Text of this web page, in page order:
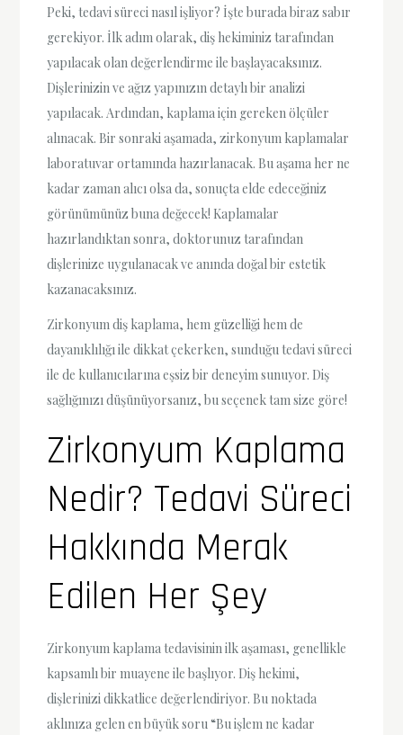
Peki, tedavi süreci nasıl işliyor? İşte burada biraz sabır
gerekiyor. İlk adım olarak, diş hekiminiz tarafından
yapılacak olan değerlendirme ile başlayacaksınız.
Dişlerinizin ve ağız yapınızın detaylı bir analizi
yapılacak. Ardından, kaplama için gereken ölçüler
alınacak. Bir sonraki aşamada, zirkonyum kaplamalar
laboratuvar ortamında hazırlanacak. Bu aşama her ne
kadar zaman alıcı olsa da, sonuçta elde edeceğiniz
görünümünüz buna değecek! Kaplamalar
hazırlandıktan sonra, doktorunuz tarafından
dişlerinize uygulanacak ve anında doğal bir estetik
kazanacaksınız.
Zirkonyum diş kaplama, hem güzelliği hem de
dayanıklılığı ile dikkat çekerken, sunduğu tedavi süreci
ile de kullanıcılarına eşsiz bir deneyim sunuyor. Diş
sağlığınızı düşünüyorsanız, bu seçenek tam size göre!
Zirkonyum Kaplama
Nedir? Tedavi Süreci
Hakkında Merak
Edilen Her Şey
Zirkonyum kaplama tedavisinin ilk aşaması, genellikle
kapsamlı bir muayene ile başlıyor. Diş hekimi,
dişlerinizi dikkatlice değerlendiriyor. Bu noktada
aklınıza gelen en büyük soru “Bu işlem ne kadar